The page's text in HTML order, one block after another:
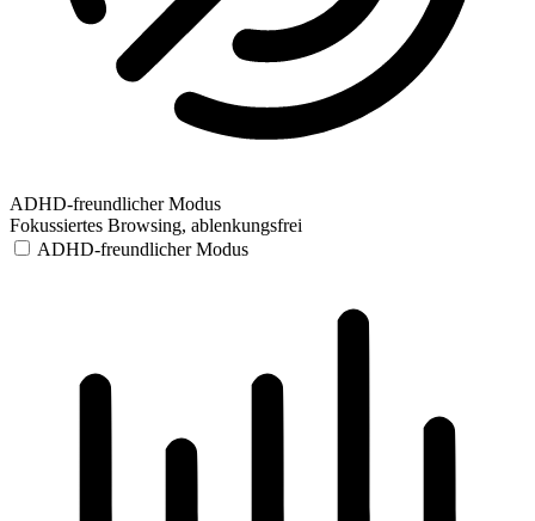
ADHD-freundlicher Modus
Fokussiertes Browsing, ablenkungsfrei
ADHD-freundlicher Modus